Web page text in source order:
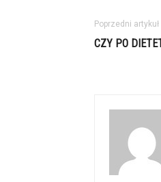
Poprzedni artykuł
CZY PO